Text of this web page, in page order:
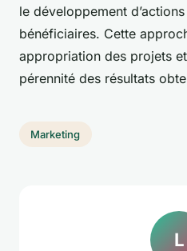
le développement
bénéficiaires. Cette
appropriation des projets
pérennité des résultats
Marketing
L